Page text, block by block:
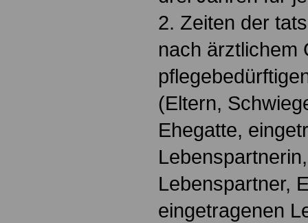
2. Zeiten der
nach ärztlichem
(Eltern,
Ehegatte,
Lebenspartner,
eingetragenen